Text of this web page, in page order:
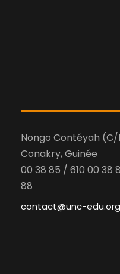
Nongo Contéyah
Conakry, Guinée
00 38 85 / 610 00 38
88
contact@unc-edu.org